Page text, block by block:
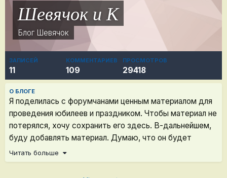
Шевячок и К
Блог Шевячок
ЗАПИСЕЙ
11
КОММЕНТАРИЕВ
109
ПРОСМОТРОВ
29418
О БЛОГЕ
Я поделилась с форумчанами ценным материалом для
проведения юбилеев и праздником. Чтобы материал не
потерялся, хочу сохранить его здесь. В-дальнейшем,
буду добавлять материал. Думаю, что он будет
востребован)
Читать больше